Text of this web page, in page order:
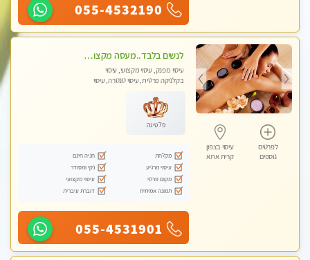
055-4532190
לפרטים
נוספים
עיסוי בצפון
קרית אתא
לנשים בלבד..מעסה מקצועי לנשים בלבד לעיסוי מרגיע ומפנק VIP-מומלץ לחלוטין! פרטי! ​​​​​​
עיסוי מפנק, עיסוי מקצועי, עיסוי
בקלניקה פרטית, עיסוי טנטרה, עיסוי
פלטינה
מקלחת
חניה חינם
עיסוי מרגיע
נקי ומסודר
מקום פרטי
עיסוי מקצועי
תמונה אמיתית
דוברת עיברית
055-4531901